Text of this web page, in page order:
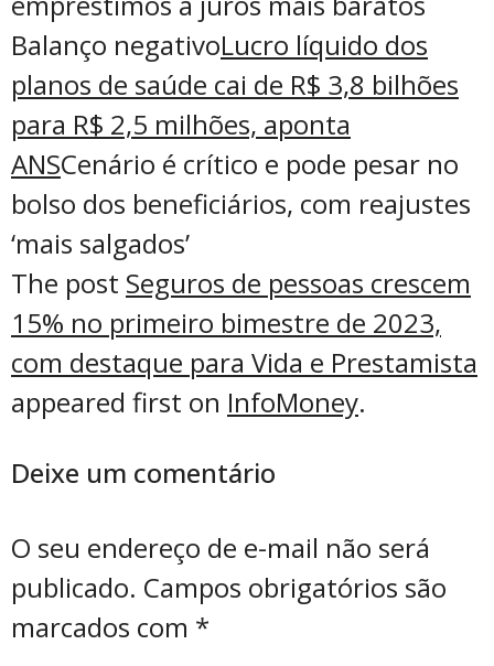
Balanço negativoLucro líquido dos
planos de saúde cai de R$ 3,8 bilhões
para R$ 2,5 milhões, aponta
ANSCenário é crítico e pode pesar no
bolso dos beneficiários, com reajustes
‘mais salgados’
The post Seguros de pessoas crescem
15% no primeiro bimestre de 2023,
com destaque para Vida e Prestamista
appeared first on InfoMoney.
Deixe um comentário
O seu endereço de e-mail não será
publicado. Campos obrigatórios são
marcados com *